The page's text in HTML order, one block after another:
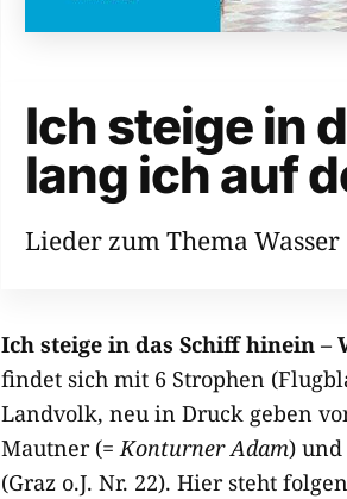
Ich steige in
lang ich auf
Lieder zum Thema Wasser
Ich steige in das Schiff hinein
findet sich mit 6 Strophen
Landvolk, neu in Druck geben
Mautner (=Konturner Adam)
(Graz o.J. Nr. 22). Hier steht